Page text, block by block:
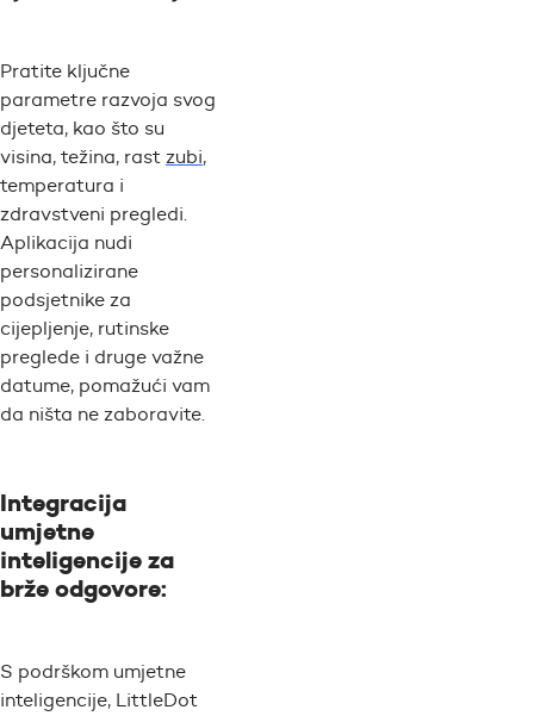
Pratite ključne
parametre razvoja svog
djeteta, kao što su
visina, težina, rast zubi,
temperatura i
zdravstveni pregledi.
Aplikacija nudi
personalizirane
podsjetnike za
cijepljenje, rutinske
preglede i druge važne
datume, pomažući vam
da ništa ne zaboravite.
Integracija
umjetne
inteligencije za
brže odgovore:
S podrškom umjetne
inteligencije, LittleDot